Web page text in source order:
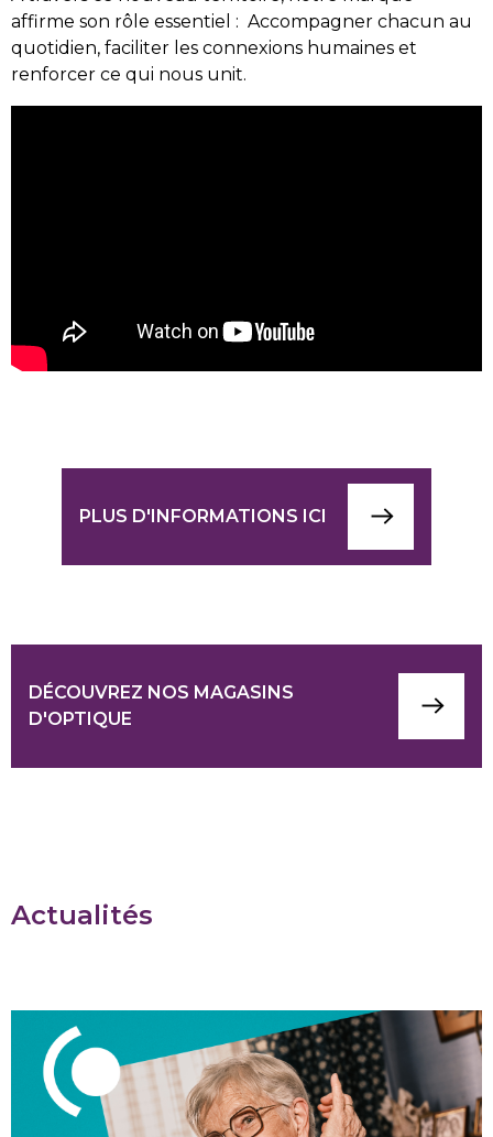
affirme son rôle essentiel : Accompagner chacun au
quotidien, faciliter les connexions humaines et
renforcer ce qui nous unit.
PLUS D'INFORMATIONS ICI
DÉCOUVREZ NOS MAGASINS
D'OPTIQUE
Actualités